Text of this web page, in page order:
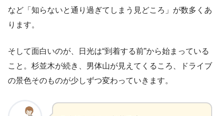
など「知らないと通り過ぎてしまう見どころ」が数多くあ
ります。
そして面白いのが、日光は“到着する前”から始まっている
こと。杉並木が続き、男体山が見えてくるころ、ドライブ
の景色そのものが少しずつ変わっていきます。